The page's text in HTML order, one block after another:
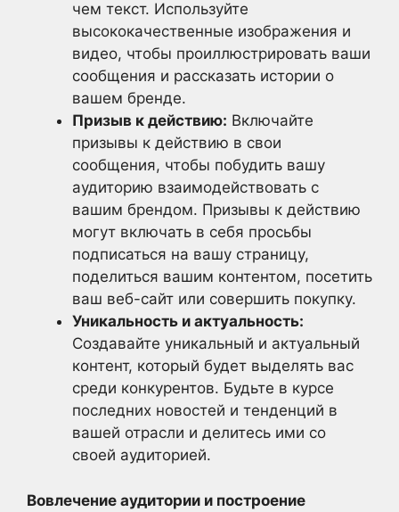
чем текст. Используйте
высококачественные изображения и
видео, чтобы проиллюстрировать ваши
сообщения и рассказать истории о
вашем бренде.
Призыв к действию: Включайте
призывы к действию в свои
сообщения, чтобы побудить вашу
аудиторию взаимодействовать с
вашим брендом. Призывы к действию
могут включать в себя просьбы
подписаться на вашу страницу,
поделиться вашим контентом, посетить
ваш веб-сайт или совершить покупку.
Уникальность и актуальность:
Создавайте уникальный и актуальный
контент, который будет выделять вас
среди конкурентов. Будьте в курсе
последних новостей и тенденций в
вашей отрасли и делитесь ими со
своей аудиторией.
Вовлечение аудитории и построение